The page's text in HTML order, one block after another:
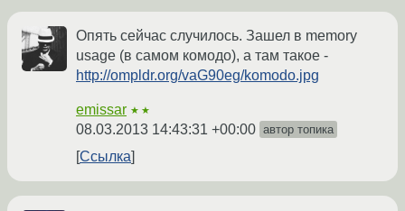
Опять сейчас случилось. Зашел в memory
usage (в самом комодо), а там такое -
http://ompldr.org/vaG90eg/komodo.jpg
emissar ★★
08.03.2013 14:43:31 +00:00 автор топика
Ссылка